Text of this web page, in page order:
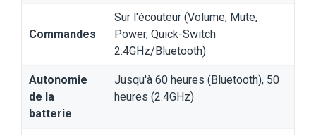
Commandes
Sur l'écouteur (Volume, Mute,
Power, Quick-Switch
2.4GHz/Bluetooth)
Autonomie
de la
batterie
Jusqu'à 60 heures (Bluetooth), 50
heures (2.4GHz)